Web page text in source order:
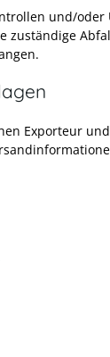
und/
zuständige
Exporteur